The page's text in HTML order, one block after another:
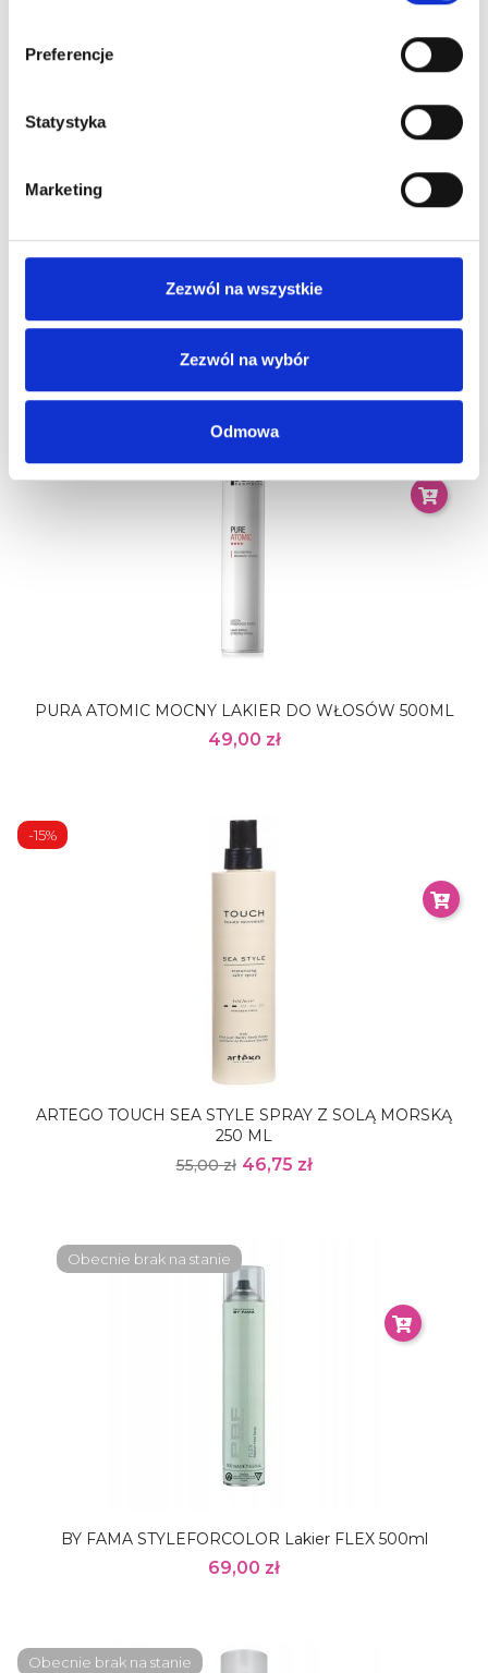
Preferencje
Statystyka
Marketing
Zezwól na wszystkie
Zezwól na wybór
Odmowa
PURA CLOUDY DELIKATNY LAKIER DO WLOSOW
49,00 zł
PURA ATOMIC MOCNY LAKIER DO WŁOSÓW 500ML
49,00 zł
ARTEGO TOUCH SEA STYLE SPRAY Z SOLĄ MORSKĄ
250 ML
55,00 zł 46,75 zł
-15%
BY FAMA STYLEFORCOLOR Lakier FLEX 500ml
69,00 zł
Obecnie brak na stanie
Obecnie brak na stanie